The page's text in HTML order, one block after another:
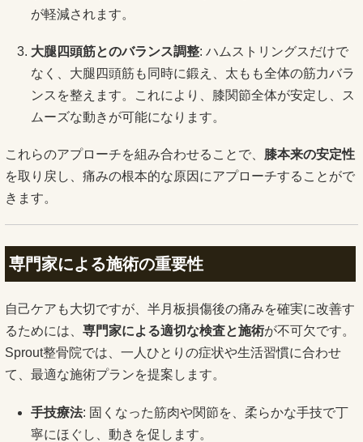
が軽減されます。
大腿四頭筋とのバランス調整: ハムストリングスだけで
なく、大腿四頭筋も同時に鍛え、太もも全体の筋力バラ
ンスを整えます。これにより、膝関節全体が安定し、ス
ムーズな動きが可能になります。
これらのアプローチを組み合わせることで、 膝本来の安定性
を取り戻し、痛みの根本的な原因にアプローチすることがで
きます。
専門家による施術の重要性
自己ケアも大切ですが、半月板損傷後の痛みを確実に改善す
るためには、 専門家による適切な検査と施術が不可欠です。
Sprout整骨院では、一人ひとりの症状や生活習慣に合わせ
て、最適な施術プランを提案します。
手技療法: 固くなった筋肉や関節を、柔らかな手技で丁
寧にほぐし、動きを促します。